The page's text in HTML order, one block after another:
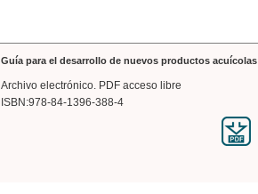
Guía para el desarrollo de nuevos productos acuícolas
Archivo electrónico. PDF acceso libre
ISBN:978-84-1396-388-4